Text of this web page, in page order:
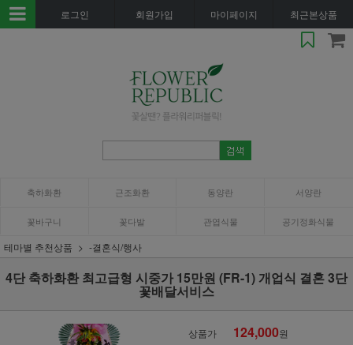
로그인 회원가입 마이페이지 최근본상품
축하화환 근조화환 동양란 서양란
꽃바구니 꽃다발 관엽식물 공기정화식물
테마별 추천상품 -결혼식/행사
4단 축하화환 최고급형 시중가 15만원 (FR-1) 개업식 결혼 3단
꽃배달서비스
상품가 124,000원